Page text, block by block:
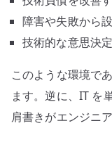
障害や失敗から
技術的な意思決
このような環境で
ます。逆に、IT を
肩書きがエンジニ